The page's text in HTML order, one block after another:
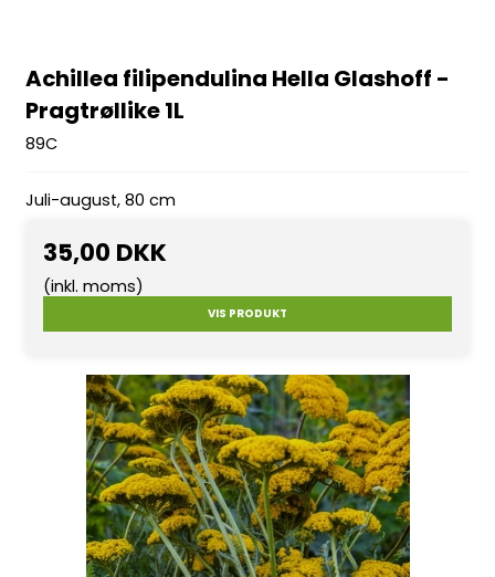
Achillea filipendulina Hella Glashoff -
Pragtrøllike 1L
89C
Juli-august, 80 cm
35,00 DKK
(inkl. moms)
VIS PRODUKT